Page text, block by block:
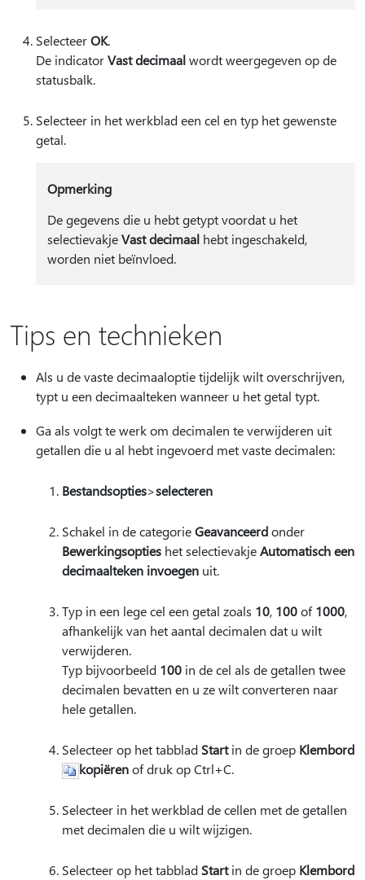
SelecteerOK.
De indicatorVast decimaalwordt weergegeven op de
statusbalk.
Selecteer in het werkblad een cel en typ het gewenste
getal.
Opmerking
De gegevens die u hebt getypt voordat u het
selectievakjeVast decimaalhebt ingeschakeld,
worden niet beïnvloed.
Tips en technieken
Als u de vaste decimaaloptie tijdelijk wilt overschrijven,
typt u een decimaalteken wanneer u het getal typt.
Ga als volgt te werk om decimalen te verwijderen uit
getallen die u al hebt ingevoerd met vaste decimalen:
Bestandsopties>selecteren
Schakel in de categorieGeavanceerdonder
Bewerkingsopties het selectievakjeAutomatisch een
decimaalteken invoegen uit.
Typ in een lege cel een getal zoals 10, 100of1000,
afhankelijk van het aantal decimalen dat u wilt
verwijderen.
Typ bijvoorbeeld 100 in de cel als de getallen twee
decimalen bevatten en u ze wilt converteren naar
hele getallen.
Selecteer op het tabblad Startin de groep Klembord
kopiërenof druk op Ctrl+C.
Selecteer in het werkblad de cellen met de getallen
met decimalen die u wilt wijzigen.
Selecteer op het tabblad Startin de groep Klembord